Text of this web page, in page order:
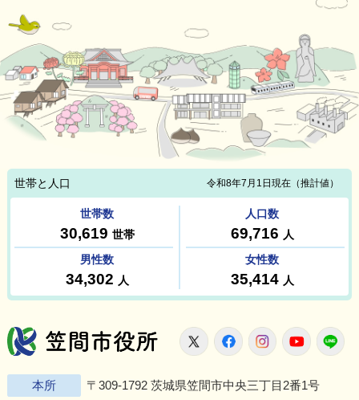
笠間市役所
X FacebookInstagram
本所 〒309-1792 茨城県笠間市中央三丁目2番1号